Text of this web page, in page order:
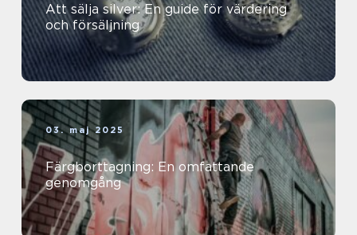
Att sälja silver: En guide för värdering
och försäljning
03. maj 2025
Färgborttagning: En omfattande
genomgång